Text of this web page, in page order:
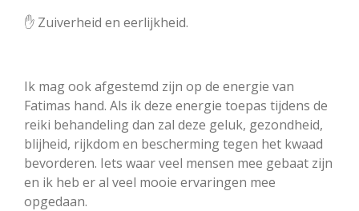
✋ Zuiverheid en eerlijkheid.
Ik mag ook afgestemd zijn op de energie van
Fatimas hand. Als ik deze energie toepas tijdens de
reiki behandeling dan zal deze geluk, gezondheid,
blijheid, rijkdom en bescherming tegen het kwaad
bevorderen. Iets waar veel mensen mee gebaat zijn
en ik heb er al veel mooie ervaringen mee
opgedaan.